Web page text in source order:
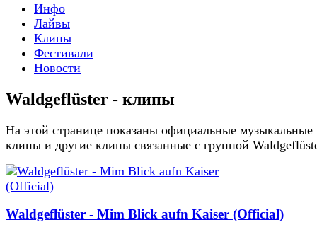
Инфо
Лайвы
Клипы
Фестивали
Новости
Waldgeflüster - клипы
На этой странице показаны официальные музыкальные
клипы и другие клипы связанные с группой
Waldgeflüster - Mim Blick aufn Kaiser (Official)